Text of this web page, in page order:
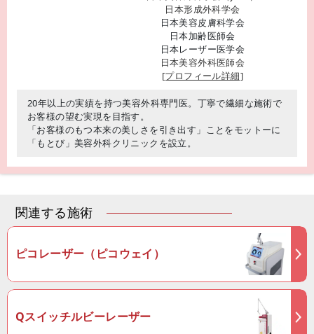
日本形成外科学会
日本美容皮膚科学会
日本加齢医師会
日本レーザー医学会
日本美容外科医師会
[プロフィール詳細]
20年以上の実績を持つ美容外科専門医。丁寧で繊細な施術で
お客様の望む実現を目指す。
「お客様のもつ本来の美しさを引き出す」ことをモットーに
「もとび」美容外科クリニックを設立。
関連する施術
ピコレーザー（ピコウェイ）
Qスイッチルビーレーザー